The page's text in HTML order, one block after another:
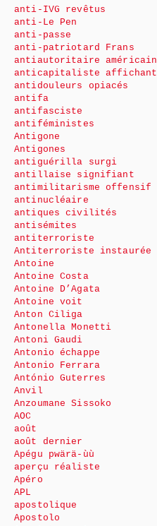
anti-IVG revêtus
anti-Le Pen
anti-passe
anti-patriotard Frans
antiautoritaire américain
anticapitaliste affichant
antidouleurs opiacés
antifa
antifasciste
antiféministes
Antigone
Antigones
antiguérilla surgi
antillaise signifiant
antimilitarisme offensif
antinucléaire
antiques civilités
antisémites
antiterroriste
Antiterroriste instaurée
Antoine
Antoine Costa
Antoine D’Agata
Antoine voit
Anton Ciliga
Antonella Monetti
Antoni Gaudi
Antonio échappe
Antonio Ferrara
António Guterres
Anvil
Anzoumane Sissoko
AOC
août
août dernier
Apégu pwärä-ùù
aperçu réaliste
Apéro
APL
apostolique
Apostolo